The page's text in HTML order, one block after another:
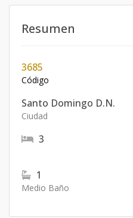
Resumen
3685
Código
Santo Domingo D.N.
Ciudad
3
1
Medio Baño